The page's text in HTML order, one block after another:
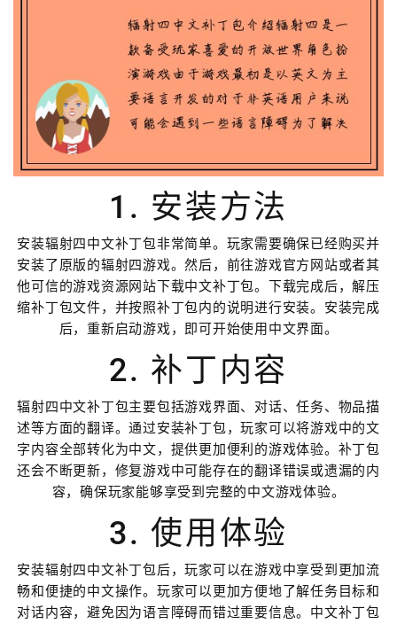
1. 安装方法
安装辐射四中文补丁包非常简单。玩家需要确保已经购买并
安装了原版的辐射四游戏。然后，前往游戏官方网站或者其
他可信的游戏资源网站下载中文补丁包。下载完成后，解压
缩补丁包文件，并按照补丁包内的说明进行安装。安装完成
后，重新启动游戏，即可开始使用中文界面。
2. 补丁内容
辐射四中文补丁包主要包括游戏界面、对话、任务、物品描
述等方面的翻译。通过安装补丁包，玩家可以将游戏中的文
字内容全部转化为中文，提供更加便利的游戏体验。补丁包
还会不断更新，修复游戏中可能存在的翻译错误或遗漏的内
容，确保玩家能够享受到完整的中文游戏体验。
3. 使用体验
安装辐射四中文补丁包后，玩家可以在游戏中享受到更加流
畅和便捷的中文操作。玩家可以更加方便地了解任务目标和
对话内容，避免因为语言障碍而错过重要信息。中文补丁包